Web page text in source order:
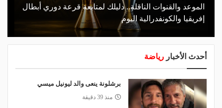
الموعد والقنوات الناقلة.. دليلك لمتابعة قرعة دوري أبطال
إفريقيا والكونفدرالية اليوم
أحدث الأخبار رياضة
برشلونة ينعى والد ليونيل ميسي
منذ 39 دقيقة